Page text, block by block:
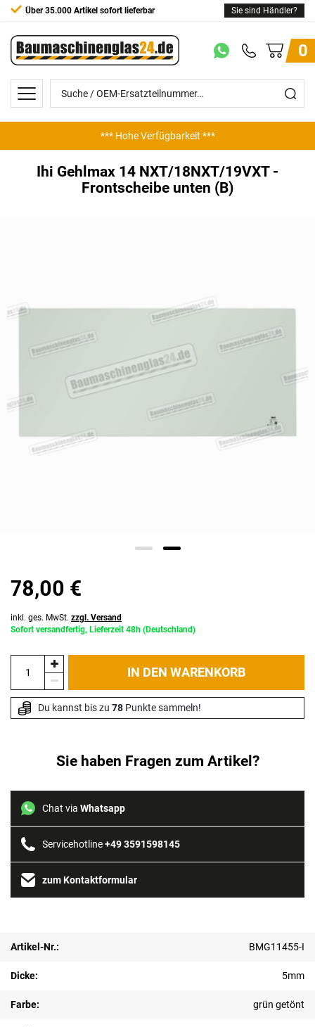
Über 35.000 Artikel sofort lieferbar Sie sind Händler?
0
*** Hohe Verfügbarkeit ***
*** Günstige Preise ***
Ihi Gehlmax 14 NXT/18NXT/19VXT -
Frontscheibe unten (B)
78,00 €
inkl. ges. MwSt. zzgl. Versand
Sofort versandfertig, Lieferzeit 48h (Deutschland)
IN DEN WARENKORB
Du kannst bis zu 78 Punkte sammeln!
Sie haben Fragen zum Artikel?
Chat via Whatsapp
Servicehotline+49 3591598145
zum Kontaktformular
Artikel-Nr.: BMG11455-I
Dicke: 5mm
Farbe: grün getönt